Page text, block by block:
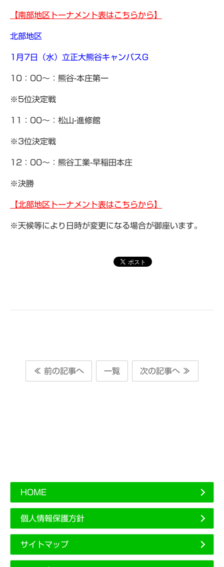
【南部地区トーナメント表はこちらから】
北部地区
1月7日（水）立正大熊谷キャンパスG
10：00～：熊谷-本庄第一
※5位決定戦
11：00～：松山-進修館
※3位決定戦
12：00～：熊谷工業-早稲田本庄
※決勝
【北部地区トーナメント表はこちらから】
※天候等により日時が変更になる場合が御座います。
≪ 前の記事へ 一覧 次の記事へ ≫
HOME
個人情報保護方針
サイトマップ